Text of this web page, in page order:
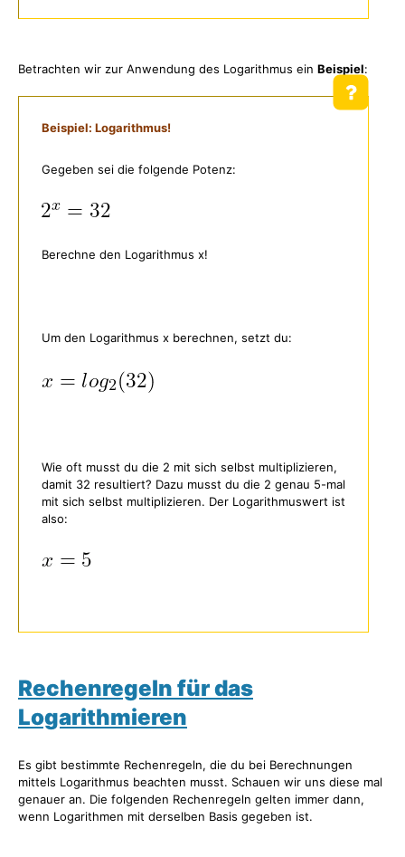
Betrachten wir zur Anwendung des Logarithmus ein Beispiel:
Beispiel: Logarithmus!
Gegeben sei die folgende Potenz:
Berechne den Logarithmus x!
Um den Logarithmus x berechnen, setzt du:
Wie oft musst du die 2 mit sich selbst multiplizieren,
damit 32 resultiert? Dazu musst du die 2 genau 5-mal
mit sich selbst multiplizieren. Der Logarithmuswert ist
also:
Rechenregeln für das
Logarithmieren
Es gibt bestimmte Rechenregeln, die du bei Berechnungen
mittels Logarithmus beachten musst. Schauen wir uns diese mal
genauer an. Die folgenden Rechenregeln gelten immer dann,
wenn Logarithmen mit derselben Basis gegeben ist.